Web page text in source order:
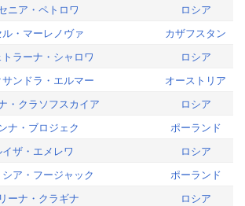
ニア・ペトロワ
ロシア
ル・マーレノヴァ
カザフスタン
トラーナ・シャロワ
ロシア
ンドラ・エルマー
オーストリア
・クラソフスカイア
ロシア
ナ・ブロジェク
ポーランド
イザ・エメレワ
ロシア
ア・フージャック
ポーランド
ーナ・クラギナ
ロシア